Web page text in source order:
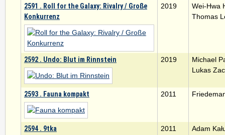
2591 . Roll for the Galaxy: Rivalry / Große
Konkurrenz
2019
Wei-Hwa
Thomas
2592 . Undo: Blut im Rinnstein 2019
Michael
Lukas
2593 . Fauna kompakt 2011
2594 . 9tka 2011 Adam